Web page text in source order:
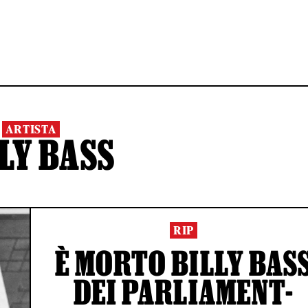
ARTISTA
BASS
RIP
È MORTO BILLY
DEI PARLIAMENT-